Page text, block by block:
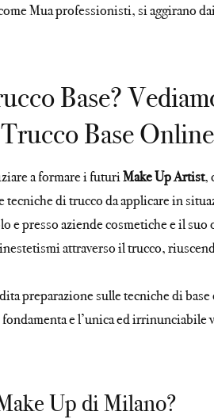
Mua professionisti, si aggirano
Base?
Base Online
a formare i futuriMake Up Artist,
tecniche di trucco da applicare in
e presso aziende cosmetiche e il
attraverso il trucco,
preparazione sulle tecniche di base
e l’unica ed irrinunciabile
Up di Milano?